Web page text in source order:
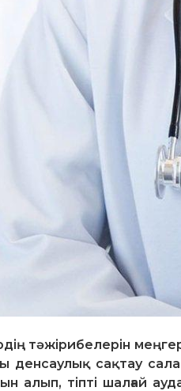
тәжірибелерін
денсаулық сақтау
алып, тіпті шалғай